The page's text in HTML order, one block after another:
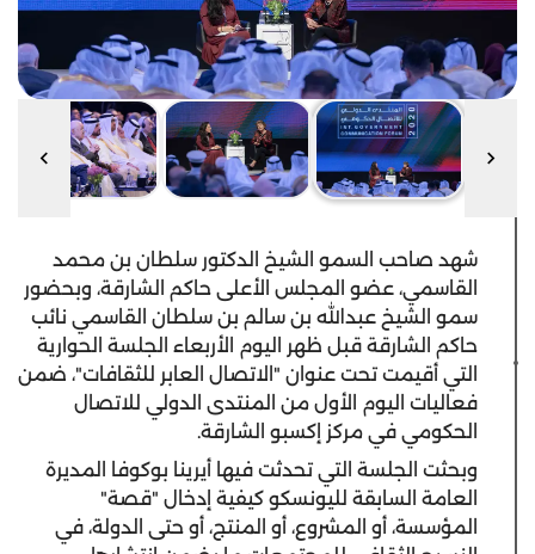
شهد صاحب السمو الشيخ الدكتور سلطان بن محمد
القاسمي، عضو المجلس الأعلى حاكم الشارقة، وبحضور
سمو الشيخ عبدالله بن سالم بن سلطان القاسمي نائب
حاكم الشارقة قبل ظهر اليوم الأربعاء الجلسة الحوارية
التي أقيمت تحت عنوان "الاتصال العابر للثقافات"، ضمن
فعاليات اليوم الأول من المنتدى الدولي للاتصال
الحكومي في مركز إكسبو الشارقة.
وبحثت الجلسة التي تحدثت فيها أيرينا بوكوفا المديرة
العامة السابقة لليونسكو كيفية إدخال "قصة"
المؤسسة، أو المشروع، أو المنتج، أو حتى الدولة، في